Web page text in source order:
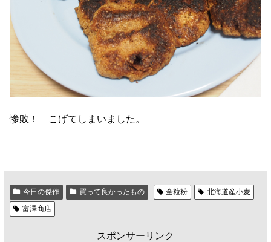
惨敗！ こげてしまいました。
今日の傑作 買って良かったもの 全粒粉
北海道産小麦
富澤商店
スポンサーリンク